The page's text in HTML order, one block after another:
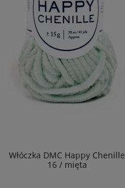
Włóczka DMC Happy Chenille
16 / mięta